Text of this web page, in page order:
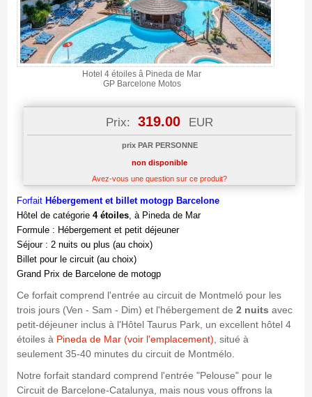
Hotel 4 étoiles â Pineda de Mar
GP Barcelone Motos
Prix: 319.00 EUR
prix PAR PERSONNE
non disponible
Avez-vous une question sur ce produit?
Forfait Hébergement et billet motogp Barcelone
Hôtel de catégorie 4 étoiles, à Pineda de Mar
Formule : Hébergement et petit déjeuner
Séjour : 2 nuits ou plus (au choix)
Billet pour le circuit (au choix)
Grand Prix de Barcelone de motogp
Ce forfait comprend l'entrée au circuit de Montmeló pour les
trois jours (Ven - Sam - Dim) et l'hébergement de 2 nuits avec
petit-déjeuner inclus à l'Hôtel Taurus Park, un excellent hôtel 4
étoiles à Pineda de Mar (voir l'emplacement) , situé à
seulement 35-40 minutes du circuit de Montmélo.
Notre forfait standard comprend l'entrée "Pelouse" pour le
Circuit de Barcelone-Catalunya, mais nous vous offrons la